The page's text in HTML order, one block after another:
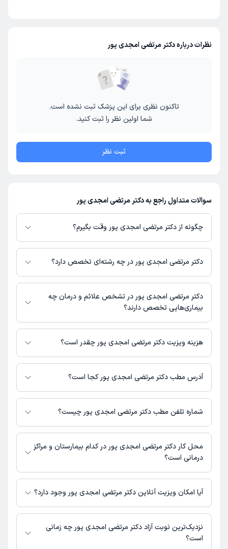
نظرات درباره دکتر مرتضی امجدی پور
تاکنون نظری برای این پزشک ثبت نشده است.
شما اولین نظر را ثبت کنید.
ثبت نظر
سوالات متداول راجع به دکتر مرتضی امجدی پور
چگونه از دکتر مرتضی امجدی پور وقت بگیرم؟
در صورتی کهدکتر مرتضی امجدی پوردارای پروفایل فعال و نوبت‌دهی باز در
پلتفرم دکترتو باشند، می‌توانید از طریق این پلتفرم برای دریافت نوبت اقدام کنید.
آدرس مطب، شماره تماس، برنامه حضور در مطب، تصاویر پزشک، ساعات کاری و
سایر اطلاعات مرتبط با خدمات پزشکی و نوبت‌گیری ممکن است در پروفایل ایشان
در دکترتو در دسترس باشد
دکتر مرتضی امجدی پور در چه رشته‌ای تخصص دارد؟
دکتر مرتضی امجدی پور در رشته‌های زیر (پزشکی) تخصص دارند:
عمومی
دکتر مرتضی امجدی پور در تشخص علائم و درمان چه
بیماری‌هایی تخصص دارند؟
دکتر مرتضی امجدی پور در تشخیص علائم و درمان بیماری‌های مرتبط با عمومی
فعالیت می‌کنند.
هزینه ویزیت دکتر مرتضی امجدی پور چقدر است؟
برای اطلاع از هزینه ویزیت دکتر مرتضی امجدی پور، لازم است با مطب تماس
بگیرید.آدرس مطب دکتر مرتضی امجدی پور کجا است؟
دکتر مرتضی امجدی پور 1 مطب فعال دارند. آدرس مطب‌های دکتر مرتضی امجدی
پور به شرح زیر است.
شماره تلفن مطب دکتر مرتضی امجدی پور چیست؟
مطب تهران : شماره تماس مطب دکتر مرتضی امجدی پور در حال حاضر در
این صفحه ثبت نشده است.
محل کار دکتر مرتضی امجدی پور در کدام بیمارستان و مراکز
درمانی است؟
اطلاعاتی درباره محل فعالیت دکتر مرتضی امجدی پور در مراکز درمانی در دسترس
نیست.
آیا امکان ویزیت آنلاین دکتر مرتضی امجدی پور وجود دارد؟
در حال حاضر اطلاعاتی درباره ارائه ویزیت آنلاین توسط دکتر مرتضی امجدی پور
در دسترس نیست. برای دریافت اطلاعات دقیق‌تر، لطفاً با مطب تماس بگیرید.
نزدیک‌ترین نوبت آزاد دکتر مرتضی امجدی پور چه زمانی
است؟